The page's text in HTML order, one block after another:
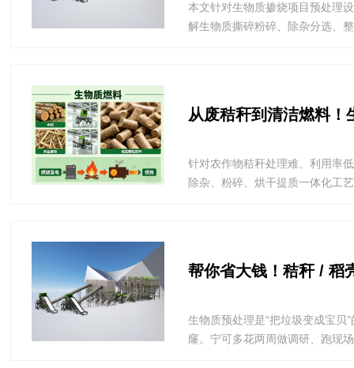
本文针对生物质掺烧项目预处理
解生物质撕碎粉碎、除杂分选、
从废秸秆到清洁燃料！
针对农作物秸秆处理难、利用率
除杂、粉碎、烘干提质一体化工
帮你省大钱！秸秆 / 稻
生物质预处理是“把垃圾变成宝贝
窿。宁可多花两周做调研、跑现